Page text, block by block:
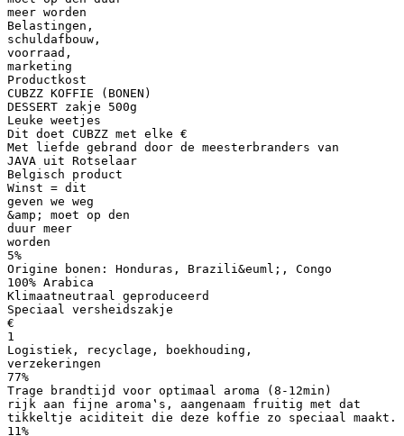
meer worden
Belastingen,
schuldafbouw,
voorraad,
marketing
Productkost
CUBZZ KOFFIE (BONEN)
DESSERT zakje 500g
Leuke weetjes
Dit doet CUBZZ met elke €
Met liefde gebrand door de meesterbranders van
JAVA uit Rotselaar
Belgisch product
Winst = dit
geven we weg
&amp; moet op den
duur meer
worden
5%
Origine bonen: Honduras, Brazili&euml;, Congo
100% Arabica
Klimaatneutraal geproduceerd
Speciaal versheidszakje
€
1
Logistiek, recyclage, boekhouding,
verzekeringen
77%
Trage brandtijd voor optimaal aroma (8-12min)
rijk aan fijne aroma‛s, aangenaam fruitig met dat
tikkeltje aciditeit die deze koffie zo speciaal maakt.
11%